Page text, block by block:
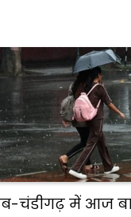
चंडीगढ़ में आज